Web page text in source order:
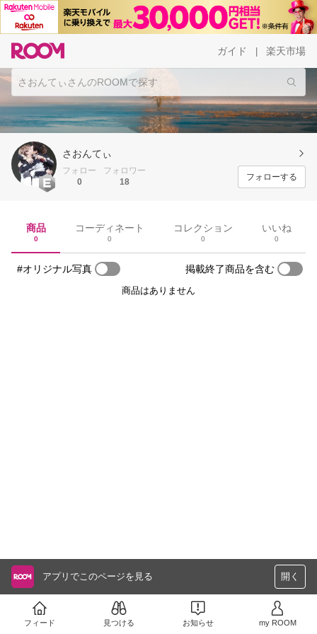
ガイド 楽天市場
さおんてぃ
フォロー
0
フォロワー
18
フォローする
商品
0
コーディネート
0
コレクション
0
いいね
0
#オリジナル写真 掲載終了商品を含む
商品はありません
アプリでこのページを見る 開く
フィード 見つける お知らせ my ROOM